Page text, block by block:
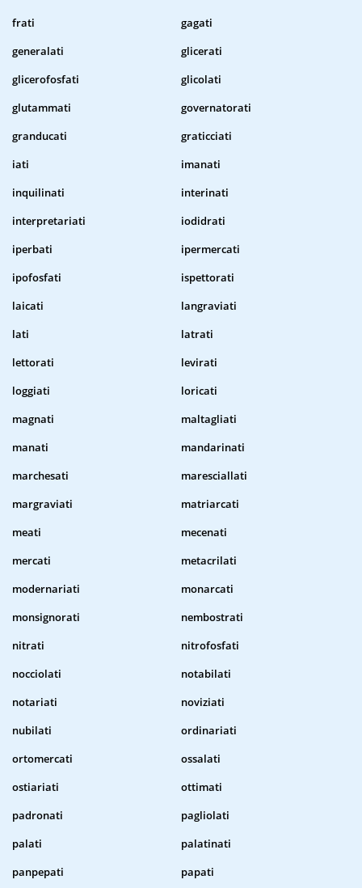
frati
gagati
generalati
glicerati
glicerofosfati
glicolati
glutammati
governatorati
granducati
graticciati
iati
imanati
inquilinati
interinati
interpretariati
iodidrati
iperbati
ipermercati
ipofosfati
ispettorati
laicati
langraviati
lati
latrati
lettorati
levirati
loggiati
loricati
magnati
maltagliati
manati
mandarinati
marchesati
maresciallati
margraviati
matriarcati
meati
mecenati
mercati
metacrilati
modernariati
monarcati
monsignorati
nembostrati
nitrati
nitrofosfati
nocciolati
notabilati
notariati
noviziati
nubilati
ordinariati
ortomercati
ossalati
ostiariati
ottimati
padronati
pagliolati
palati
palatinati
panpepati
papati